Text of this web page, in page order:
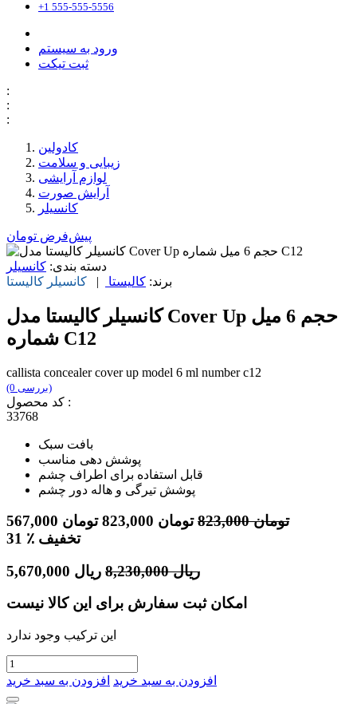
+1 555-555-5556
ورود به سیستم
ثبت تیکت
:
:
:
کادولین
زیبایی و سلامت
لوازم آرایشی
آرایش صورت
کانسیلر
پیش‌فرض تومان
دسته بندی: کانسیلر
برند: کالیستا | کانسیلر کالیستا
کانسيلر کالیستا مدل Cover Up حجم 6 میل
شماره C12
callista concealer cover up model 6 ml number c12
(0 بررسی)
کد محصول :
33768
بافت سبک
پوشش دهی مناسب
قابل استفاده برای اطراف چشم
پوشش تیرگی و هاله دور چشم
567,000 تومان 823,000تومان 823,000 تومان
31
٪ تخفیف
5,670,000 ریال 8,230,000 ریال
امکان ثبت سفارش برای این کالا نیست
این ترکیب وجود ندارد
افزودن به سبد خرید افزودن به سبد خرید